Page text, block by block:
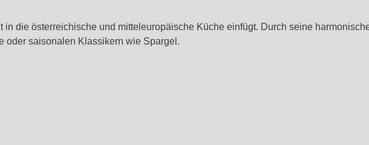
die österreichische und mitteleuropäische Küche einfügt. Durch seine
oder saisonalen Klassikern wie Spargel.